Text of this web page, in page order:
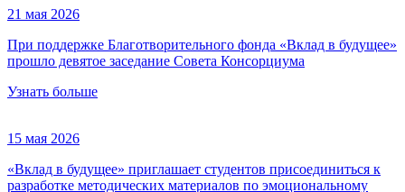
21 мая 2026
При поддержке Благотворительного фонда «Вклад в будущее»
прошло девятое заседание Совета Консорциума
Узнать больше
15 мая 2026
«Вклад в будущее» приглашает студентов присоединиться к
разработке методических материалов по эмоциональному